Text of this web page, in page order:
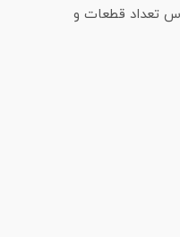
تعداد قطعات و